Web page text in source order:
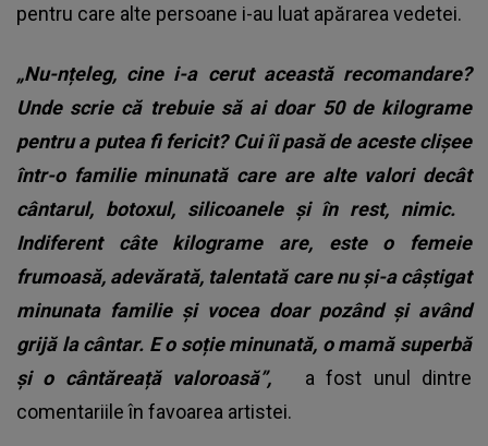
pentru care alte persoane i-au luat apărarea vedetei.
„Nu-nțeleg, cine i-a cerut această recomandare?
Unde scrie că trebuie să ai doar 50 de kilograme
pentru a putea fi fericit? Cui îi pasă de aceste clișee
într-o familie minunată care are alte valori decât
cântarul, botoxul, silicoanele și în rest, nimic.
Indiferent câte kilograme are, este o femeie
frumoasă, adevărată, talentată care nu și-a câștigat
minunata familie și vocea doar pozând și având
grijă la cântar. E o soție minunată, o mamă superbă
și o cântăreață valoroasă”,
a fost unul dintre
comentariile în favoarea artistei.